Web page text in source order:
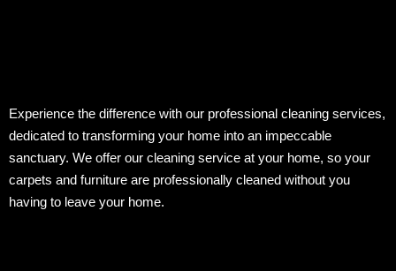
Experience the difference with our professional cleaning services,
dedicated to transforming your home into an impeccable
sanctuary. We offer our cleaning service at your home, so your
carpets and furniture are professionally cleaned without you
having to leave your home.